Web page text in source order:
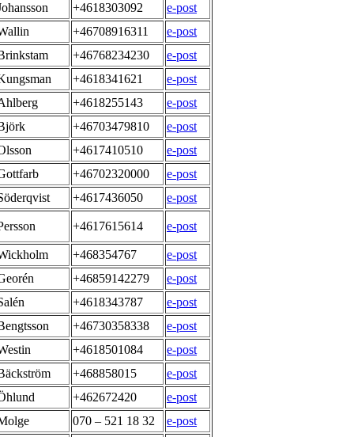
+4618303092
e-post
+46708916311
e-post
+46768234230
e-post
+4618341621
e-post
+4618255143
e-post
+46703479810
e-post
+4617410510
e-post
+46702320000
e-post
+4617436050 e-post
+4617615614 e-post
+468354767
e-post
+46859142279
e-post
+4618343787
e-post
+46730358338
e-post
+4618501084
e-post
+468858015
e-post
+462672420
e-post
070 – 521 18 32
e-post